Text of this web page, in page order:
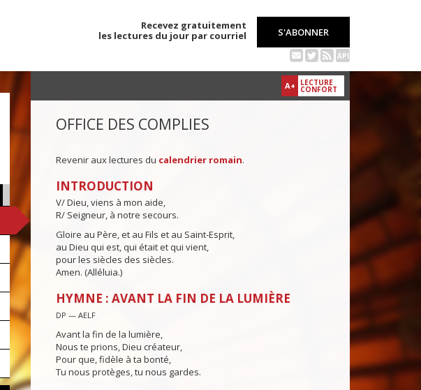
Recevez gratuitement
les lectures du jour par courriel
S'ABONNER
API
A+ LECTURE
CONFORT
OFFICE DES COMPLIES
Revenir aux lectures du calendrier romain.
INTRODUCTION
V/ Dieu, viens à mon aide,
R/ Seigneur, à notre secours.
Gloire au Père, et au Fils et au Saint-Esprit,
au Dieu qui est, qui était et qui vient,
pour les siècles des siècles.
Amen. (Alléluia.)
HYMNE : AVANT LA FIN DE LA LUMIÈRE
DP — AELF
Avant la fin de la lumière,
Nous te prions, Dieu créateur,
Pour que, fidèle à ta bonté,
Tu nous protèges, tu nous gardes.